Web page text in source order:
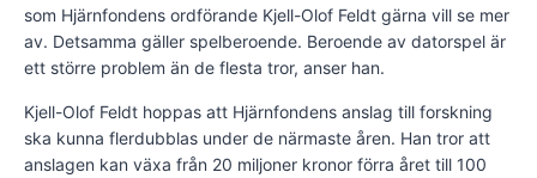
som Hjärnfondens ordförande Kjell-Olof Feldt gärna vill se mer
av. Detsamma gäller spelberoende. Beroende av datorspel är
ett större problem än de flesta tror, anser han.
Kjell-Olof Feldt hoppas att Hjärnfondens anslag till forskning
ska kunna flerdubblas under de närmaste åren. Han tror att
anslagen kan växa från 20 miljoner kronor förra året till 100